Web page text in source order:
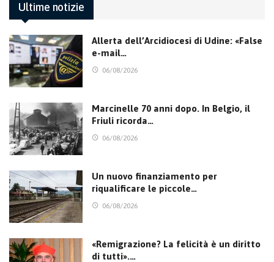
Ultime notizie
Allerta dell’Arcidiocesi di Udine: «False
e-mail…
06/08/2026
Marcinelle 70 anni dopo. In Belgio, il
Friuli ricorda…
06/08/2026
Un nuovo finanziamento per
riqualificare le piccole…
06/08/2026
«Remigrazione? La felicità è un diritto
di tutti».…